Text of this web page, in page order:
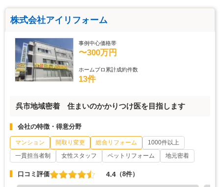
株式会社アイリフォーム
事例中心価格帯
〜300万円
ホームプロ累計成約件数
13件
呉市地域密着 住まいのかかりつけ医を目指します
会社の特徴・得意分野
マンション 間取り変更 総合リフォーム
1000件以上
一貫担当者制
女性スタッフ ペットリフォーム 地元密着
口コミ評価 4.4 （8件）